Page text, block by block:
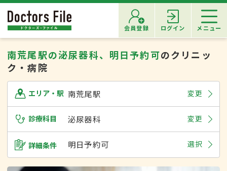
会員登録 ログイン メニュー
南荒尾駅の泌尿器科、明日予約可のクリニッ
ク・病院
エリア・駅 南荒尾駅 変更
診療科目 泌尿器科 変更
詳細条件 明日予約可 選択